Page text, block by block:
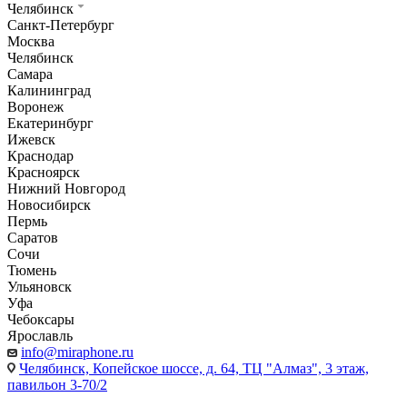
Челябинск
Санкт-Петербург
Москва
Челябинск
Самара
Калининград
Воронеж
Екатеринбург
Ижевск
Краснодар
Красноярск
Нижний Новгород
Новосибирск
Пермь
Саратов
Сочи
Тюмень
Ульяновск
Уфа
Чебоксары
Ярославль
info@miraphone.ru
Челябинск, Копейское шоссе, д. 64, ТЦ "Алмаз", 3 этаж,
павильон 3-70/2